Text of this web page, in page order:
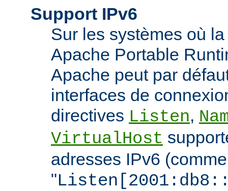
Support IPv6
Sur les systèmes où
Apache Portable
Apache peut par
interfaces de
directives Listen,
VirtualHost
adresses IPv6
"